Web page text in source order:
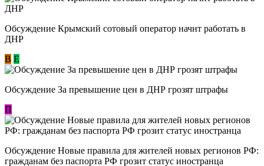
Обсуждение Крымский сотовый оператор начнт работать в
ДНР
В E
Обсуждение За превышение цен в ДНР грозят штрафы
П
Обсуждение Новые правила для жителей новых регионов РФ:
гражданам без паспорта РФ грозит статус иностранца